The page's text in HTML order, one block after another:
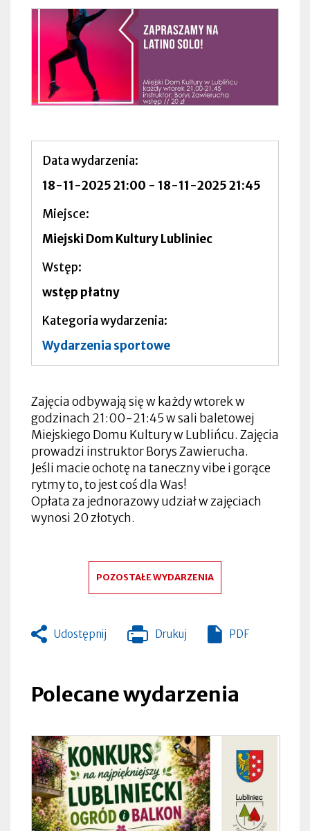
Data wydarzenia
18-11-2025 21:00 - 18-11-2025 21:45
Miejsce
Miejski Dom Kultury Lubliniec
Wstęp
wstęp płatny
Kategoria wydarzenia
Wydarzenia sportowe
Zajęcia odbywają się w każdy wtorek w
godzinach 21:00-21:45 w sali baletowej
Miejskiego Domu Kultury w Lublińcu. Zajęcia
prowadzi instruktor Borys Zawierucha.
Jeśli macie ochotę na taneczny vibe i gorące
rytmy to, to jest coś dla Was!
Opłata za jednorazowy udział w zajęciach
wynosi 20 złotych.
POZOSTAŁE WYDARZENIA
Udostępnij Drukuj
Otworzy
zakładce
PDF
Polecane wydarzenia